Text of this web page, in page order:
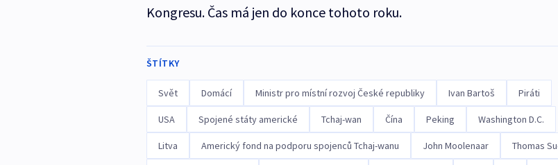
Kongresu. Čas má jen do konce tohoto roku.
ŠTÍTKY
Svět Domácí Ministr pro místní rozvoj České republiky Ivan Bartoš Piráti
USA Spojené státy americké Tchaj-wan Čína Peking Washington D.C.
Litva Americký fond na podporu spojenců Tchaj-wanu John Moolenaar Thomas